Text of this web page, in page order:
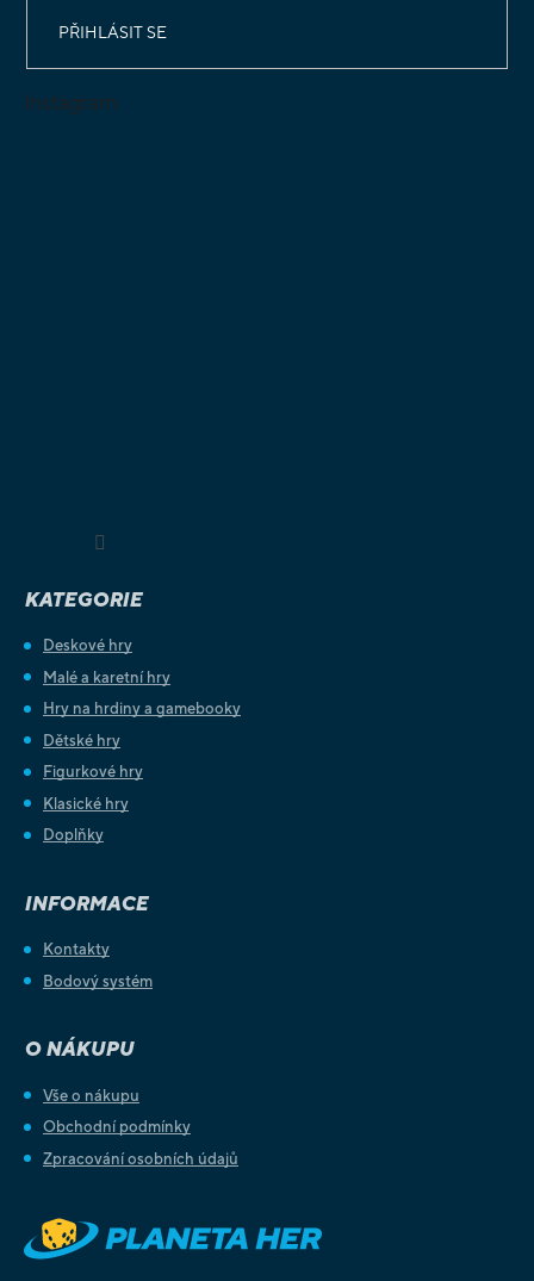
PŘIHLÁSIT SE
Instagram
KATEGORIE
Deskové hry
Malé a karetní hry
Hry na hrdiny a gamebooky
Dětské hry
Figurkové hry
Klasické hry
Doplňky
INFORMACE
Kontakty
Bodový systém
O NÁKUPU
Vše o nákupu
Obchodní podmínky
Zpracování osobních údajů